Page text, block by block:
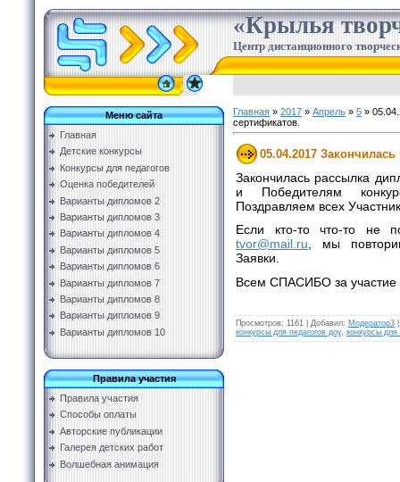
«Крылья
Центр дистанционного
Меню сайта
Главная
Детские конкурсы
Конкурсы для педагогов
Оценка победителей
Варианты дипломов 2
Варианты дипломов 3
Варианты дипломов 4
Варианты дипломов 5
Варианты дипломов 6
Варианты дипломов 7
Варианты дипломов 8
Варианты дипломов 9
Варианты дипломов 10
Правила участия
Правила участия
Способы оплаты
Авторские публикации
Галерея детских работ
Волшебная анимация
Главная » 2017 » Апрель » 5 »
сертификатов.
05.04.2017
Закончилась рассылка
и Победителям
Поздравляем всех
Если кто-то что-то не
tvor@mail.ru, мы
Заявки.
Всем СПАСИБО за участие
Просмотров: 1161 Добавил: Модератор3
конкурсы для педагогов доу, конкурсы